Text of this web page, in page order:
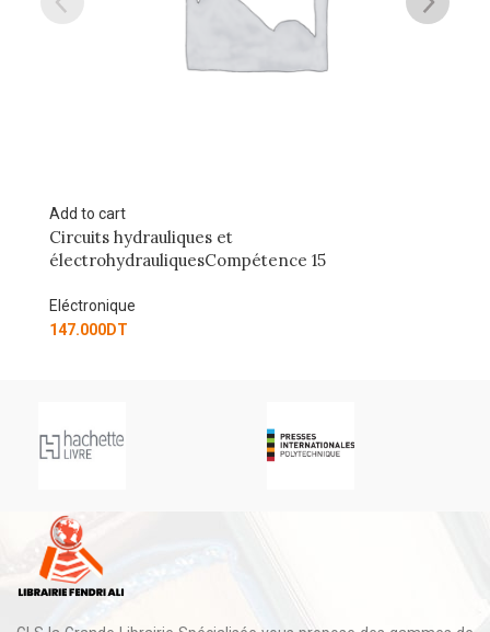
Add to cart
Circuits hydrauliques et
électrohydrauliquesCompétence 15
Eléctronique
147.000DT